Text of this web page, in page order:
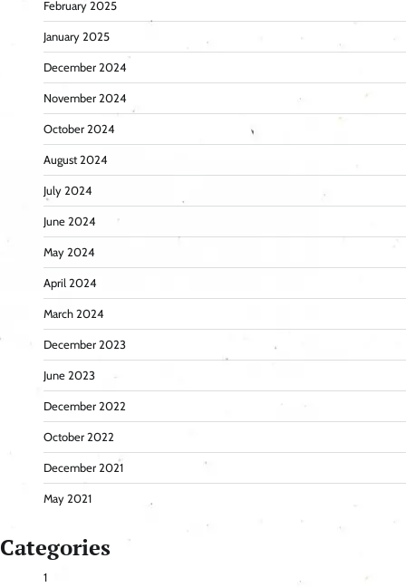
February 2025
January 2025
December 2024
November 2024
October 2024
August 2024
July 2024
June 2024
May 2024
April 2024
March 2024
December 2023
June 2023
December 2022
October 2022
December 2021
May 2021
Categories
1